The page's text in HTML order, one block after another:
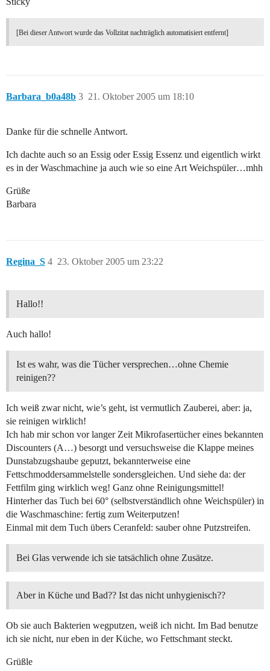
[Bei dieser Antwort wurde das Vollzitat nachträglich automatisiert entfernt]
Barbara_b0a48b 21. Oktober 2005 um 18:10
3
Danke für die schnelle Antwort.
Ich dachte auch so an Essig oder Essig Essenz und eigentlich wirkt
es in der Waschmachine ja auch wie so eine Art Weichspüler…mhh
Grüße
Barbara
Regina_S 23. Oktober 2005 um 23:22
4
Hallo!!
Auch hallo!
Ist es wahr, was die Tücher versprechen…ohne Chemie
reinigen??
Ich weiß zwar nicht, wie’s geht, ist vermutlich Zauberei, aber: ja,
sie reinigen wirklich!
Ich hab mir schon vor langer Zeit Mikrofasertücher eines bekannten
Discounters (A…) besorgt und versuchsweise die Klappe meines
Dunstabzugshaube geputzt, bekannterweise eine
Fettschmoddersammelstelle sondersgleichen. Und siehe da: der
Fettfilm ging wirklich weg! Ganz ohne Reinigungsmittel!
Hinterher das Tuch bei 60° (selbstverständlich ohne Weichspüler) in
die Waschmaschine: fertig zum Weiterputzen!
Einmal mit dem Tuch übers Ceranfeld: sauber ohne Putzstreifen.
Bei Glas verwende ich sie tatsächlich ohne Zusätze.
Aber in Küche und Bad?? Ist das nicht unhygienisch??
Ob sie auch Bakterien wegputzen, weiß ich nicht. Im Bad benutze
ich sie nicht, nur eben in der Küche, wo Fettschmant steckt.
Grüßle